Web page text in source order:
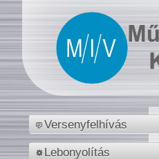
Versenyfelhívás
Lebonyolítás